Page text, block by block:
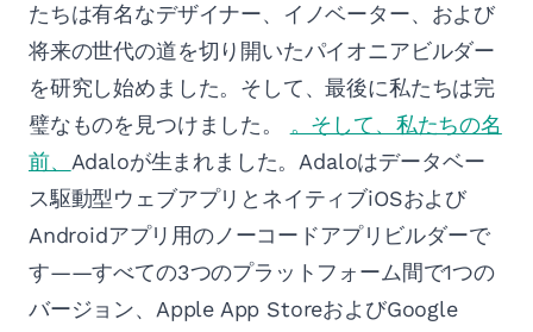
たちは有名なデザイナー、イノベーター、および
将来の世代の道を切り開いたパイオニアビルダー
を研究し始めました。そして、最後に私たちは完
璧なものを見つけました。
。そして、私たちの名
前、 Adaloが生まれました。Adaloはデータベー
ス駆動型ウェブアプリとネイティブiOSおよび
Androidアプリ用のノーコードアプリビルダーで
す——すべての3つのプラットフォーム間で1つの
バージョン、Apple App StoreおよびGoogle